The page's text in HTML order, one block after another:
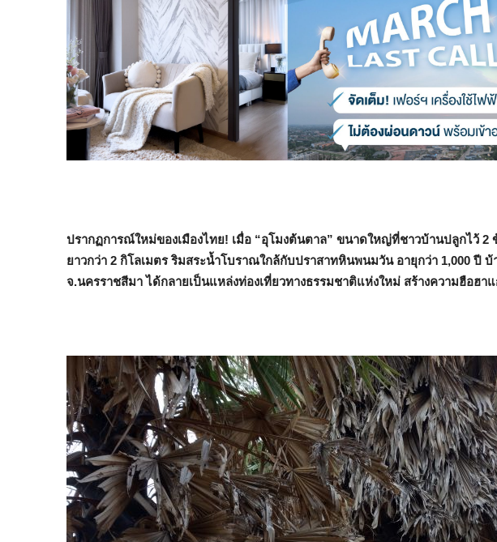
ปรากฏการณ์ใหม่ของเมืองไทย! เมื่อ “อุโมงต้นตาล” ขนาดใหญ่ที่ชาวบ้านปลูกไว้ 2
ยาวกว่า 2 กิโลเมตร ริมสระน้ำโบราณใกล้กับปราสาทหินพนมวัน อายุกว่า 1,000 ปี
จ.นครราชสีมา ได้กลายเป็นแหล่งท่องเที่ยวทางธรรมชาติแห่งใหม่ สร้างความฮือฮา